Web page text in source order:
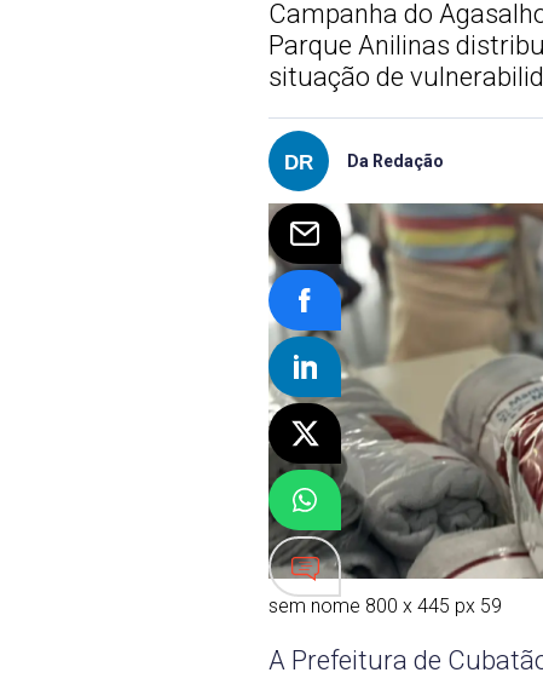
Campanha do
Parque Anilinas
situação de
Da Redação
sem nome 800 x 445 px 59
A Prefeitura de